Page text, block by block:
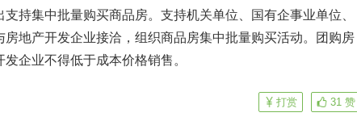
持集中批量购买商品房。支持机关单位、国有企事业单位、
地产开发企业接洽，组织商品房集中批量购买活动。团购房
企业不得低于成本价格销售。
31 赞
打赏